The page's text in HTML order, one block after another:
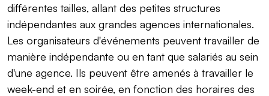
différentes tailles, allant des petites structures
indépendantes aux grandes agences internationales.
Les organisateurs d'événements peuvent travailler de
manière indépendante ou en tant que salariés au sein
d'une agence. Ils peuvent être amenés à travailler le
week-end et en soirée, en fonction des horaires des